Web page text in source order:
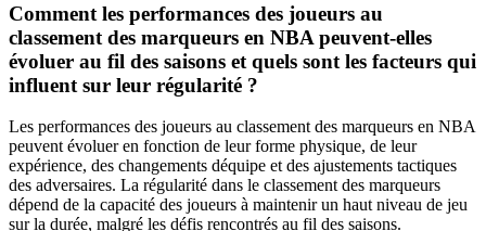
Comment les performances des joueurs au
classement des marqueurs en NBA peuvent-elles
évoluer au fil des saisons et quels sont les facteurs qui
influent sur leur régularité ?
Les performances des joueurs au classement des marqueurs en NBA
peuvent évoluer en fonction de leur forme physique, de leur
expérience, des changements déquipe et des ajustements tactiques
des adversaires. La régularité dans le classement des marqueurs
dépend de la capacité des joueurs à maintenir un haut niveau de jeu
sur la durée, malgré les défis rencontrés au fil des saisons.